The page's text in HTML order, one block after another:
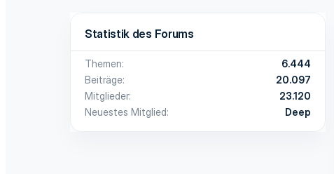
Statistik des Forums
Themen
6.444
Beiträge
20.097
Mitglieder
23.120
Neuestes Mitglied
Deep